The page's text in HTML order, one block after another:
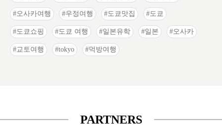
오사카여행 우정여행 도쿄맛집 도쿄
도쿄쇼핑 도쿄 여행 일본유학 일본 오사카
교토여행 tokyo 먹방여행
PARTNERS